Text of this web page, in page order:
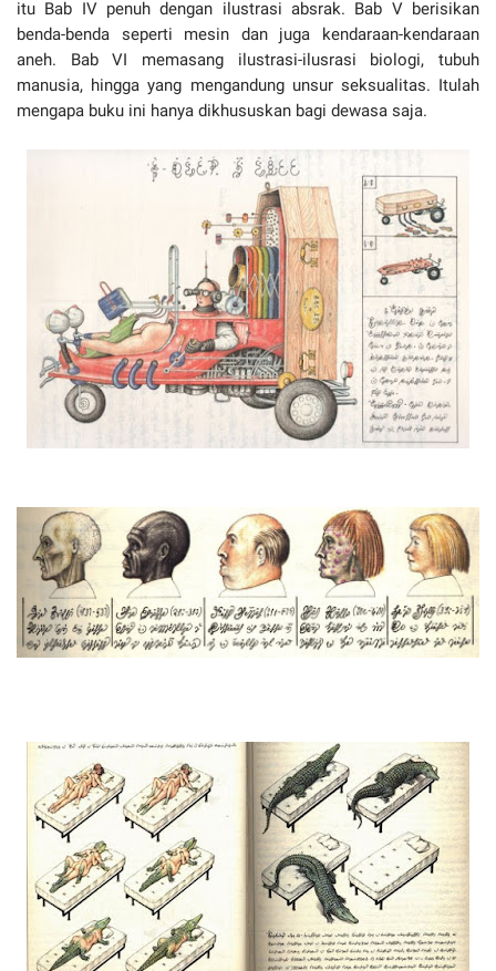
itu Bab IV penuh dengan ilustrasi absrak. Bab V berisikan
benda-benda seperti mesin dan juga kendaraan-kendaraan
aneh. Bab VI memasang ilustrasi-ilusrasi biologi, tubuh
manusia, hingga yang mengandung unsur seksualitas. Itulah
mengapa buku ini hanya dikhususkan bagi dewasa saja.